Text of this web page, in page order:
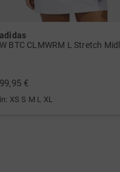
adidas
99,95 €
in: XS S M L XL